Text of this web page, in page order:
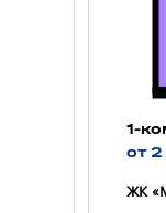
1-
от
ЖК